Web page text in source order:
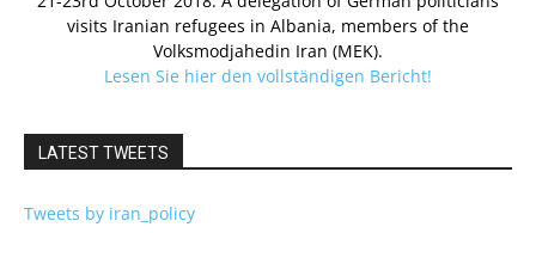
visits Iranian refugees in Albania, members of the
Volksmodjahedin Iran (MEK).
Lesen Sie hier den vollständigen Bericht!
LATEST TWEETS
Tweets by iran_policy